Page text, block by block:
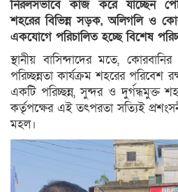
নিরলসভাবে কাজ করে যাচ্ছেন
শহরের বিভিন্ন সড়ক, অলিগলি ও
একযোগে পরিচালিত হচ্ছে বিশেষ
স্থানীয় বাসিন্দাদের মতে,
পরিচ্ছন্নতা কার্যক্রম শহরের পরিবেশ
একটি পরিচ্ছন্ন, সুন্দর ও দুর্গন্ধমুক্ত
কর্তৃপক্ষের এই তৎপরতা সত্যিই
মহল।